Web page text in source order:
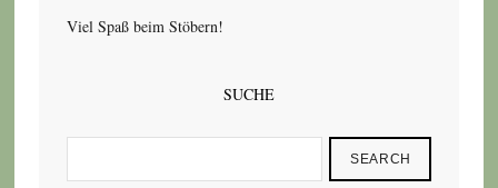
Viel Spaß beim Stöbern!
SUCHE
SEARCH